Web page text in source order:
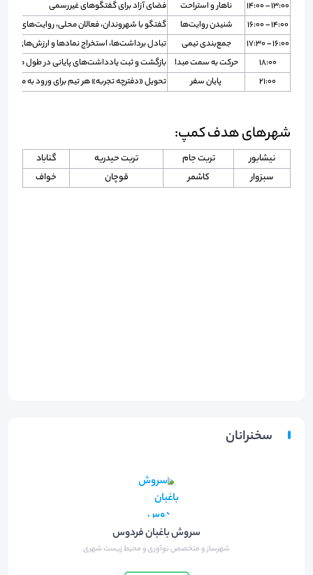
۱۳:۰۰ – ۱۴:۰۰
ناهار و استراحت
فضای آزاد برای گفتگوهای غیررسمی
۱۴:۰۰ – ۱۶:۰۰
شنیدن روایت‌ها
گفتگو با شهروندان، فعالان محلی، روایت‌های
۱۶:۰۰ – ۱۷:۳۰
جمع‌بندی تیمی
تبادل برداشت‌ها، استخراج نمادها و ارزش‌های
۱۸:۰۰
حرکت به سمت مبدا بازگشت و ثبت یادداشت‌های پایانی در طول مسیر
۲۱:۰۰
پایان سفر تحویل «دفترچه تجربه» هر تیم برای ورود به مرحله
شهرهای هدف کمپ:
نیشابور تربت جام تربت حیدریه
گناباد
سبزوار
کاشمر قوچان خواف
سخنرانان
سروش باغبان فردوس
شهرساز و متخصص نوآوری و محیط زیست شهری